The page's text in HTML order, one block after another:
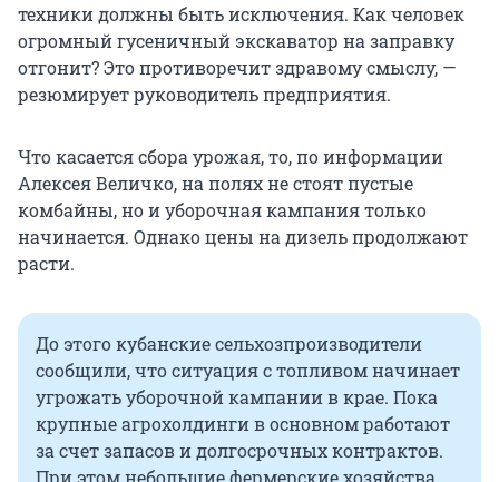
техники должны быть исключения. Как человек
огромный гусеничный экскаватор на заправку
отгонит? Это противоречит здравому смыслу, —
резюмирует руководитель предприятия.
Что касается сбора урожая, то, по информации
Алексея Величко, на полях не стоят пустые
комбайны, но и уборочная кампания только
начинается. Однако цены на дизель продолжают
расти.
До этого кубанские сельхозпроизводители
сообщили, что ситуация с топливом начинает
угрожать уборочной кампании в крае. Пока
крупные агрохолдинги в основном работают
за счет запасов и долгосрочных контрактов.
При этом небольшие фермерские хозяйства